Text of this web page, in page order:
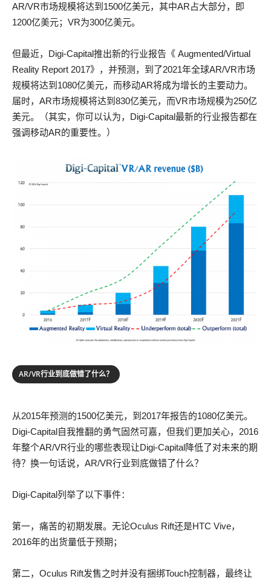
AR/VR市场规模将达到1500亿美元，其中AR占大部分，即
1200亿美元；VR为300亿美元。
但最近，Digi-Capital推出新的行业报告《 Augmented/Virtual
Reality Report 2017》，并预测，到了2021年全球AR/VR市场
规模将达到1080亿美元，而移动AR将成为增长的主要动力。
届时，AR市场规模将达到830亿美元，而VR市场规模为250亿
美元。（其实，你可以认为，Digi-Capital最新的行业报告都在
强调移动AR的重要性。）
AR/VR行业到底做错了什么？
从2015年预测的1500亿美元，到2017年报告的1080亿美元。
Digi-Capital自我推翻的勇气固然可嘉，但我们更加关心，2016
年整个AR/VR行业的哪些表现让Digi-Capital降低了对未来的期
待？换一句话说，AR/VR行业到底做错了什么？
Digi-Capital列举了以下事件：
第一，痛苦的初期发展。无论Oculus Rift还是HTC Vive，
2016年的出货量低于预期；
第二，Oculus Rift发售之时并没有捆绑Touch控制器，最终让